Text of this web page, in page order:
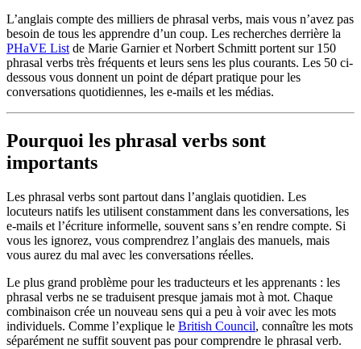
L’anglais compte des milliers de phrasal verbs, mais vous n’avez pas
besoin de tous les apprendre d’un coup. Les recherches derrière la
PHaVE List de Marie Garnier et Norbert Schmitt portent sur 150
phrasal verbs très fréquents et leurs sens les plus courants. Les 50 ci-
dessous vous donnent un point de départ pratique pour les
conversations quotidiennes, les e-mails et les médias.
Pourquoi les phrasal verbs sont
importants
Les phrasal verbs sont partout dans l’anglais quotidien. Les
locuteurs natifs les utilisent constamment dans les conversations, les
e-mails et l’écriture informelle, souvent sans s’en rendre compte. Si
vous les ignorez, vous comprendrez l’anglais des manuels, mais
vous aurez du mal avec les conversations réelles.
Le plus grand problème pour les traducteurs et les apprenants : les
phrasal verbs ne se traduisent presque jamais mot à mot. Chaque
combinaison crée un nouveau sens qui a peu à voir avec les mots
individuels. Comme l’explique le British Council, connaître les mots
séparément ne suffit souvent pas pour comprendre le phrasal verb.